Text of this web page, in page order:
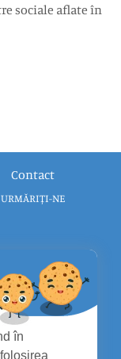
sociale aflate în
Contact
URMĂRIȚI-NE
în